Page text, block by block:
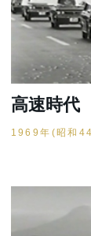
高速時代
1969年(昭和